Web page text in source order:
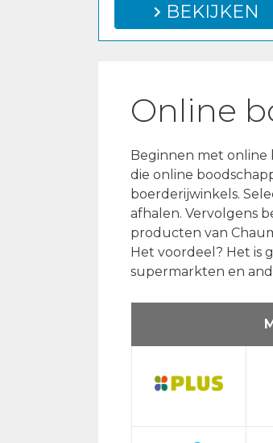
BEKIJKEN
Online
Beginnen met online
die online
boerderijwinkels.
afhalen. Vervolgens
producten van
Het voordeel? Het is
supermarkten en